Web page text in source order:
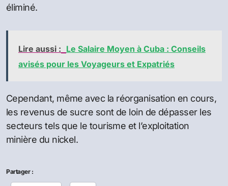
éliminé.
Lire aussi : Le Salaire Moyen à Cuba : Conseils
avisés pour les Voyageurs et Expatriés
Cependant, même avec la réorganisation en cours,
les revenus de sucre sont de loin de dépasser les
secteurs tels que le tourisme et l’exploitation
minière du nickel.
Partager :